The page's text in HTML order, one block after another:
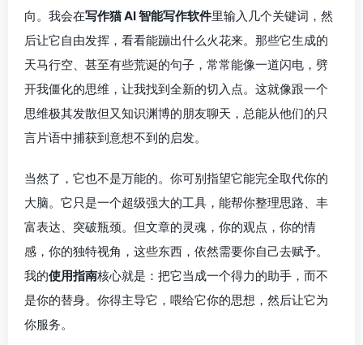
向。我会在写作猫 AI 智能写作软件里输入几个关键词，然
后让它自由发挥，看看能蹦出什么火花来。那些它生成的
天马行空、甚至有些荒诞的句子，常常能像一道闪电，劈
开我僵化的思维，让我找到全新的切入点。这就像跟一个
思维极其发散但又知识渊博的朋友聊天，总能从他们的只
言片语中捕获到意想不到的启发。
当然了，它也不是万能的。你可别指望它能完全取代你的
大脑。它只是一个超级强大的工具，能帮你整理思路、丰
富表达、突破瓶颈。但文章的灵魂，你的观点，你的情
感，你的独特视角，这些东西，依然需要你自己去赋予。
我的使用指南核心就是：把它当成一个得力的助手，而不
是你的替身。你得主导它，喂给它你的思想，然后让它为
你服务。